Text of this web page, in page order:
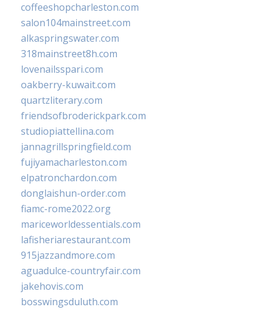
coffeeshopcharleston.com
salon104mainstreet.com
alkaspringswater.com
318mainstreet8h.com
lovenailsspari.com
oakberry-kuwait.com
quartzliterary.com
friendsofbroderickpark.com
studiopiattellina.com
jannagrillspringfield.com
fujiyamacharleston.com
elpatronchardon.com
donglaishun-order.com
fiamc-rome2022.org
mariceworldessentials.com
lafisheriarestaurant.com
915jazzandmore.com
aguadulce-countryfair.com
jakehovis.com
bosswingsduluth.com